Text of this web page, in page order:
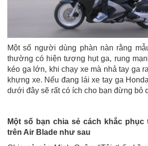
Một số người dùng phàn nàn rằng
thường có hiện tượng hụt ga, rung
kéo ga lớn, khi chạy xe mà nhả tay ga
khựng xe. Nếu đang lái xe tay ga
dưới đây sẽ rất có ích cho bạn đừng bỏ
Một số bạn chia sẻ cách khắc
trên Air Blade như sau